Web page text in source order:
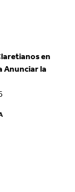
en
Anunciar la
en
Anunciar la